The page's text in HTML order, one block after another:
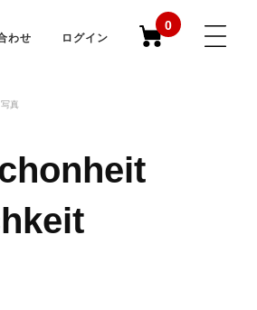
わせ ログイン
0
写真